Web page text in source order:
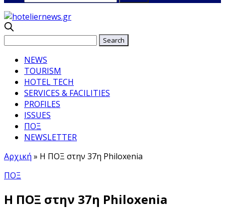
NEWS
TOURISM
HOTEL TECH
SERVICES & FACILITIES
PROFILES
ISSUES
ΠΟΞ
NEWSLETTER
Αρχική » Η ΠΟΞ στην 37η Philoxenia
ΠΟΞ
Η ΠΟΞ στην 37η Philoxenia